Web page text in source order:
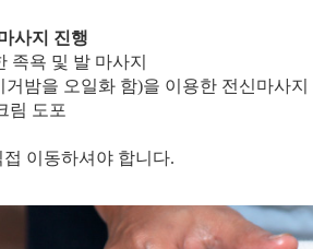
사지 진행
족욕 및 발 마사지
밤을 오일화 함)을 이용한 전신마사지
림 도포
이동하셔야 합니다.